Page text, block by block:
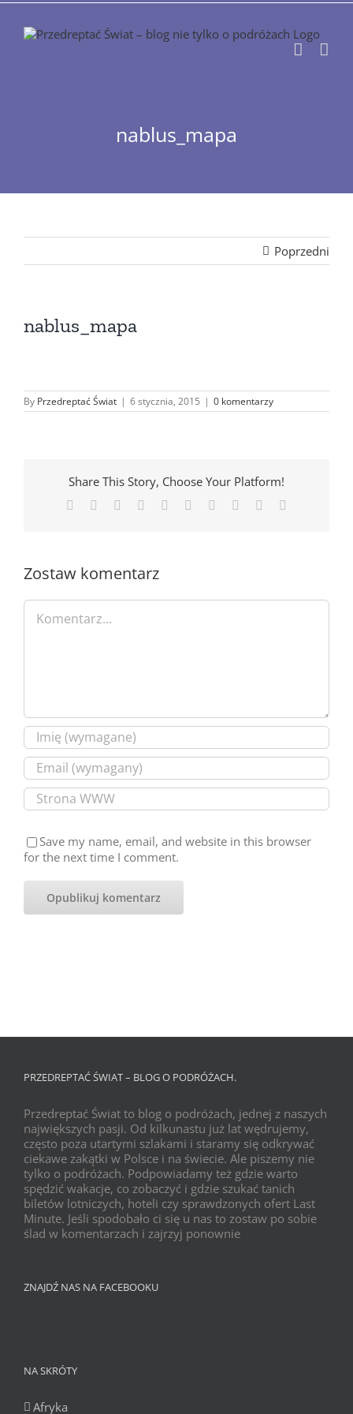
Przejdź
zawartości
nablus_mapa
Poprzedni
nablus_mapa
By Przedreptać Świat | 6 stycznia, 2015 | 0 komentarzy
Share This Story, Choose Your Platform!
Facebook Reddit LinkedInWhatsApp
TumblrPinterest Xing
Zostaw komentarz
Comment
Save my name, email, and website in this browser
for the next time I comment.
PRZEDREPTAĆ ŚWIAT – BLOG O PODRÓŻACH.
Przedreptać Świat to blog o podróżach, jednej z naszych
największych pasji. Od kilkunastu już lat wędrujemy,
często poza utartymi szlakami i staramy się odkrywać
ciekawe zakątki w Polsce i na świecie. Ale piszemy nie
tylko o podróżach. Podpowiadamy też gdzie warto
spędzić wakacje, co zobaczyć i gdzie szukać tanich
biletów lotniczych, hoteli czy sprawdzonych ofert Last
Minute. Jeśli spodobało ci się u nas to zostaw po sobie
ślad w komentarzach i zajrzyj ponownie
ZNAJDŹ NAS NA FACEBOOKU
NA SKRÓTY
Afryka